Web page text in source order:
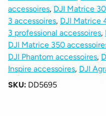
accessoires, DJI Matrice
3 accessoires, DJI Matrice
3 professional accessoires,
DJI Matrice 350
DJI Phantom accessoires,
Inspire accessoires, DJI
SKU: DD5695